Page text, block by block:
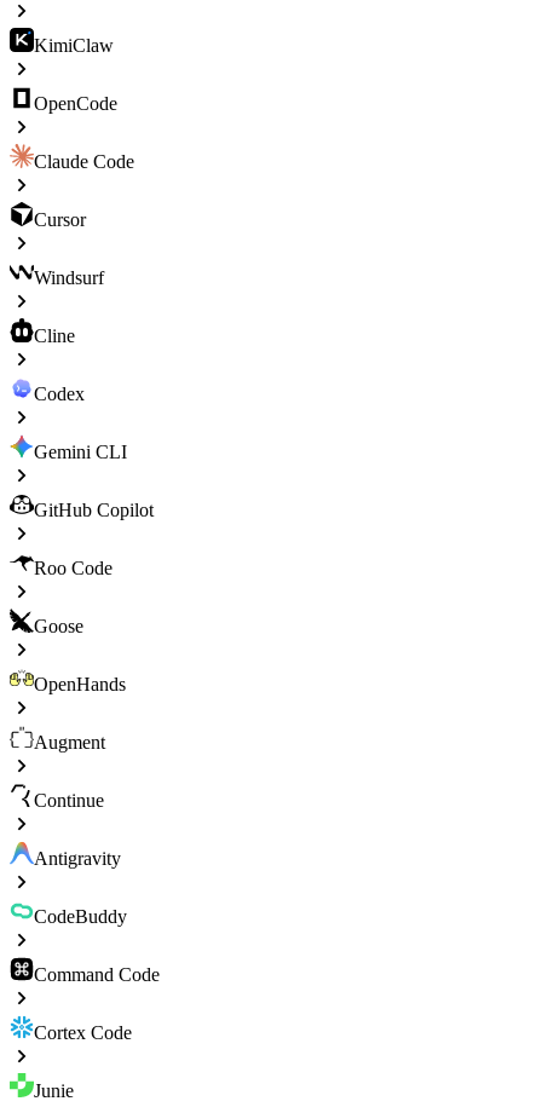
KimiClaw
OpenCode
Claude Code
Cursor
Windsurf
Cline
Codex
Gemini CLI
GitHub Copilot
Roo Code
Goose
OpenHands
Augment
Continue
Antigravity
CodeBuddy
Command Code
Cortex Code
Junie